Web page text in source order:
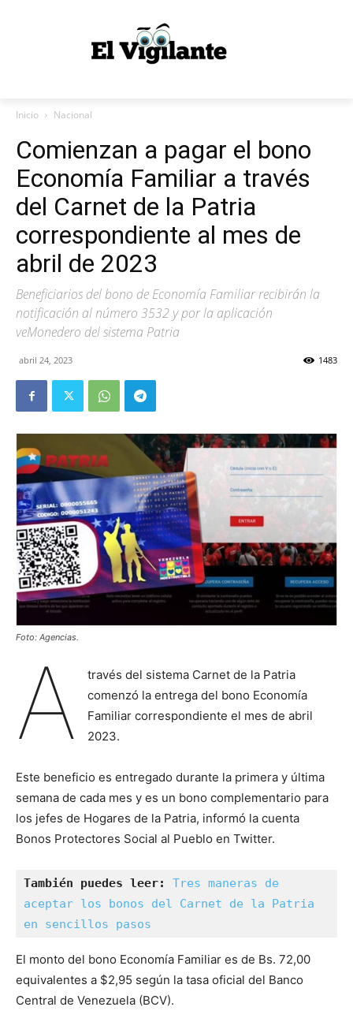
Inicio Nacional
Comienzan a pagar el bono
Economía Familiar a través
del Carnet de la Patria
correspondiente al mes de
abril de 2023
Beneficiarios del bono de Economía Familiar recibirán la
notificación al número 3532 y por la aplicación
veMonedero del sistema Patria
abril 24, 2023 1483
Foto: Agencias.
A
través del sistema Carnet de la Patria
comenzó la entrega del bono Economía
Familiar correspondiente el mes de abril
2023.
Este beneficio es entregado durante la primera y última
semana de cada mes y es un bono complementario para
los jefes de Hogares de la Patria, informó la cuenta
Bonos Protectores Social al Pueblo en Twitter.
También puedes leer:
Tres maneras de
aceptar los bonos del Carnet de la Patria
en sencillos pasos
El monto del bono Economía Familiar es de Bs. 72,00
equivalentes a $2,95 según la tasa oficial del Banco
Central de Venezuela (BCV).